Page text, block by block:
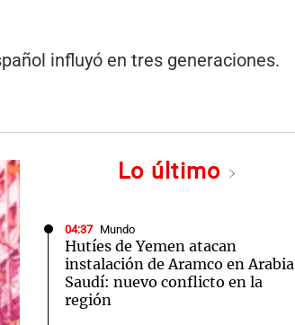
influyó en tres generaciones.
Lo último
04:37 Mundo
Hutíes de Yemen atacan
instalación de Aramco en Arabia
Saudí: nuevo conflicto en la
región